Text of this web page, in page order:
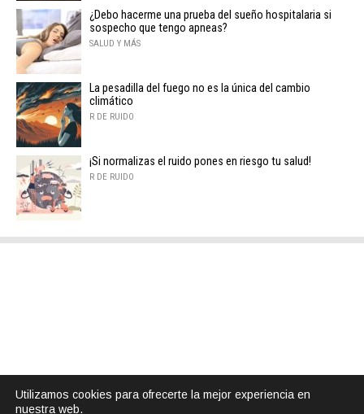
¿Debo hacerme una prueba del sueño hospitalaria si
sospecho que tengo apneas?
SALUD Y MÁS
La pesadilla del fuego no es la única del cambio
climático
R DE RUIDO
¡Si normalizas el ruido pones en riesgo tu salud!
R DE RUIDO
Utilizamos cookies para ofrecerte la mejor experiencia en
nuestra web.